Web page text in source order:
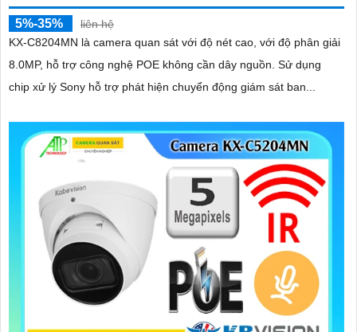
5%-35%
liên hệ
KX-C8204MN là camera quan sát với độ nét cao, với độ phân giải
8.0MP, hỗ trợ công nghệ POE không cần dây nguồn. Sử dụng
chip xử lý Sony hỗ trợ phát hiện chuyển động giám sát ban...